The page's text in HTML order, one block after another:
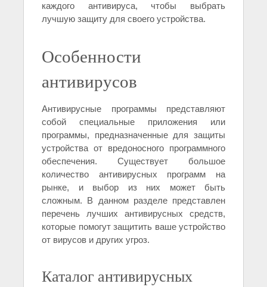
каждого антивируса, чтобы выбрать
лучшую защиту для своего устройства.
Особенности
антивирусов
Антивирусные программы представляют
собой специальные приложения или
программы, предназначенные для защиты
устройства от вредоносного программного
обеспечения. Существует большое
количество антивирусных программ на
рынке, и выбор из них может быть
сложным. В данном разделе представлен
перечень лучших антивирусных средств,
которые помогут защитить ваше устройство
от вирусов и других угроз.
Каталог антивирусных